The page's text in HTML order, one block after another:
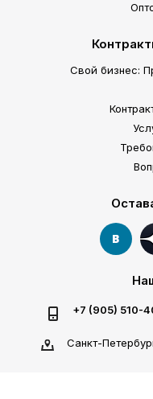
Свой бизнес:
+7 (905) 510-
Санкт-